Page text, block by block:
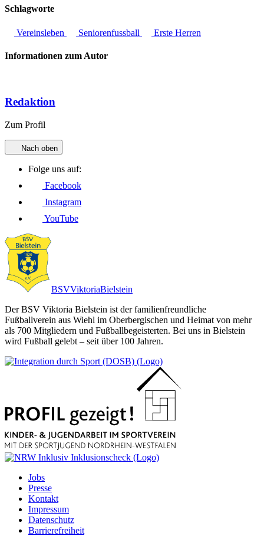
Schlagworte
Vereinsleben Seniorenfussball Erste Herren
Informationen zum Autor
Redaktion
Zum Profil
Nach oben
Folge uns auf:
Facebook
Instagram
YouTube
BSVViktoriaBielstein
Der BSV Viktoria Bielstein ist der familienfreundliche
Fußballverein aus Wiehl im Oberbergischen und Heimat von mehr
als 700 Mitgliedern und Fußballbegeisterten. Bei uns in Bielstein
wird Fußball gelebt – seit über 100 Jahren.
Jobs
Presse
Kontakt
Impressum
Datenschutz
Barrierefreiheit